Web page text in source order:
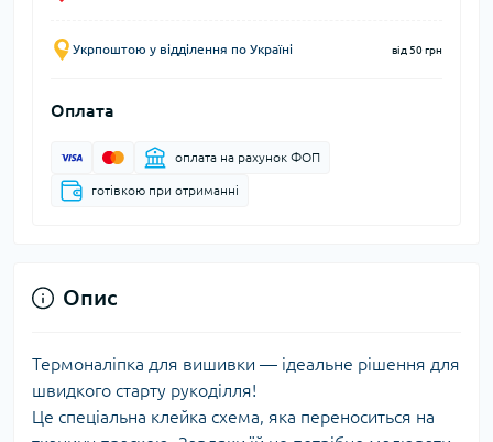
Укрпоштою у відділення по Україні від 50 грн
Оплата
оплата на рахунок ФОП
готівкою при отриманні
Опис
Термоналіпка для вишивки — ідеальне рішення для
швидкого старту рукоділля!
Це спеціальна клейка схема, яка переноситься на